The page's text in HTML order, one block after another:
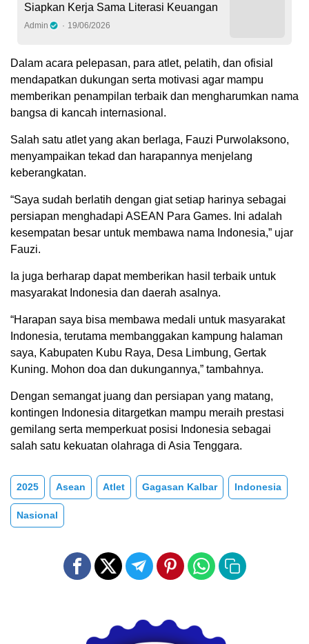
Siapkan Kerja Sama Literasi Keuangan
Admin 19/06/2026
Dalam acara pelepasan, para atlet, pelatih, dan ofisial
mendapatkan dukungan serta motivasi agar mampu
memberikan penampilan terbaik dan mengharumkan nama
bangsa di kancah internasional.
Salah satu atlet yang akan berlaga, Fauzi Purwolaksono,
menyampaikan tekad dan harapannya menjelang
keberangkatan.
“Saya sudah berlatih dengan giat setiap harinya sebagai
persiapan menghadapi ASEAN Para Games. Ini adalah
kesempatan besar untuk membawa nama Indonesia,” ujar
Fauzi.
Ia juga berharap dapat memberikan hasil terbaik untuk
masyarakat Indonesia dan daerah asalnya.
“Harapan saya bisa membawa medali untuk masyarakat
Indonesia, terutama membanggakan kampung halaman
saya, Kabupaten Kubu Raya, Desa Limbung, Gertak
Kuning. Mohon doa dan dukungannya,” tambahnya.
Dengan semangat juang dan persiapan yang matang,
kontingen Indonesia ditargetkan mampu meraih prestasi
gemilang serta memperkuat posisi Indonesia sebagai
salah satu kekuatan olahraga di Asia Tenggara.
2025 Asean Atlet Gagasan Kalbar Indonesia
Nasional